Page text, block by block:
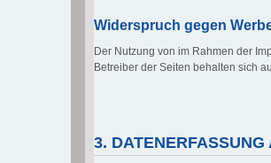
Widerspruch gegen
Der Nutzung von im Rahmen der
Betreiber der Seiten behalten sich
3.